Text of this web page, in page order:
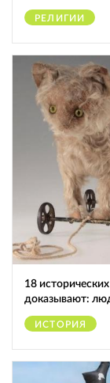
РЕЛИГИИ
18
доказывают:
ИСТОРИЯ